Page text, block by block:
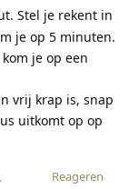
Stel je rekent in
je op 5 minuten.
je op een
vrij krap is, snap
uitkomt op op
Reageren
.